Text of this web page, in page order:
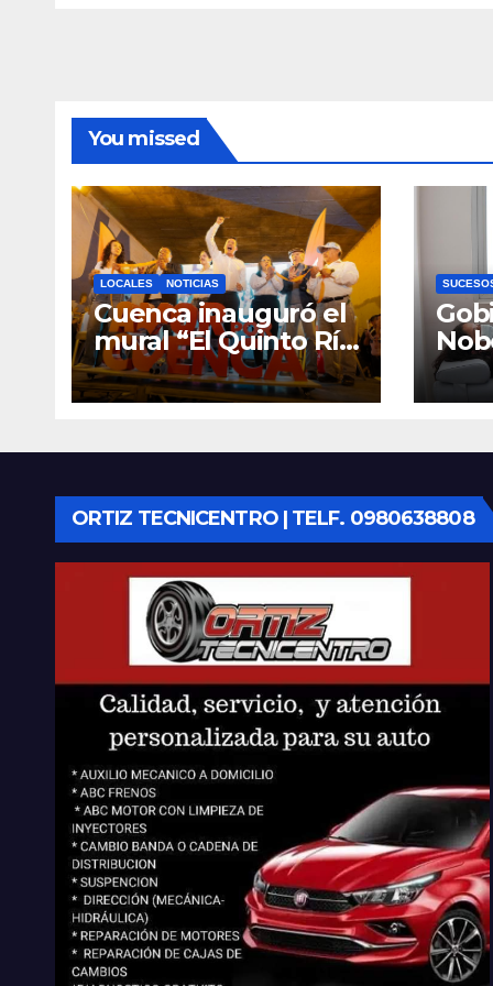
You missed
LOCALES NOTICIAS
Cuenca inauguró el
mural “El Quinto Río
Vive”, símbolo de la
defensa ciudadana
ORTIZ TECNICENTRO | TELF. 0980638808